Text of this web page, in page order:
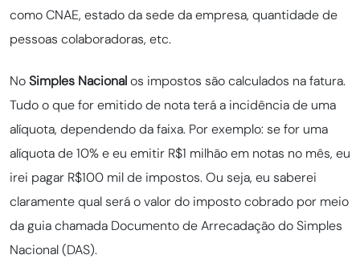
como CNAE, estado da sede da empresa, quantidade de
pessoas colaboradoras, etc.
NoSimples Nacionalos impostos são calculados na fatura.
Tudo o que for emitido de nota terá a incidência de uma
alíquota, dependendo da faixa. Por exemplo: se for uma
alíquota de 10% e eu emitir R$1 milhão em notas no mês, eu
irei pagar R$100 mil de impostos. Ou seja, eu saberei
claramente qual será o valor do imposto cobrado por meio
da guia chamada Documento de Arrecadação do Simples
Nacional (DAS).